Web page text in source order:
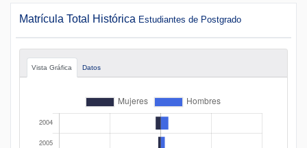
Matrícula Total Histórica Estudiantes de Postgrado
Vista Gráfica Datos